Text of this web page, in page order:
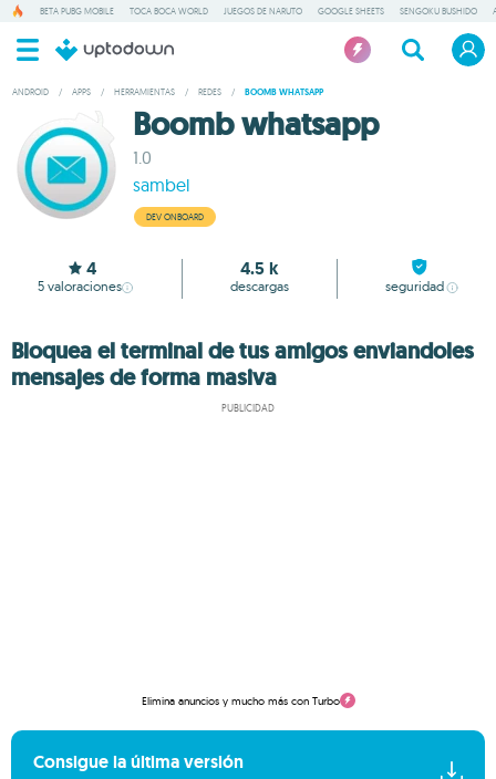
BETA PUBG MOBILE TOCA BOCA WORLD JUEGOS DE NARUTO GOOGLE SHEETS SENGOKU BUSHIDO
ANDROID / APPS / HERRAMIENTAS / REDES / BOOMB WHATSAPP
Boomb whatsapp
1.0
sambel
DEV ONBOARD
4
5 valoraciones
4.5 k
descargas seguridad
Bloquea el terminal de tus amigos enviandoles
mensajes de forma masiva
PUBLICIDAD
Elimina anuncios y mucho más con Turbo
Consigue la última versión